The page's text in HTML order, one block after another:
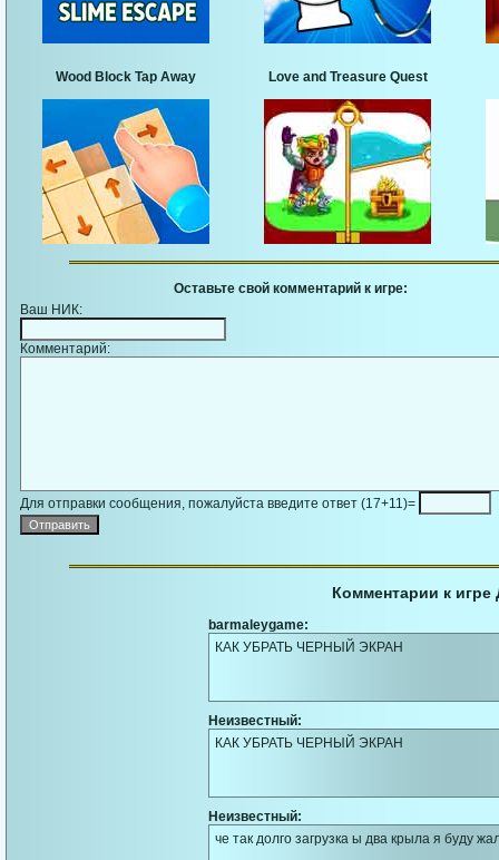
Wood Block Tap Away Love and Treasure Quest
Оставьте свой комментарий к игре:
Ваш НИК:
Комментарий:
Для отправки сообщения, пожалуйста введите ответ (17+11)=
Комментарии к
barmaleygame:
КАК УБРАТЬ ЧЕРНЫЙ ЭКРАН
Неизвестный:
КАК УБРАТЬ ЧЕРНЫЙ ЭКРАН
Неизвестный:
че так долго загрузка ы два крыла я буду